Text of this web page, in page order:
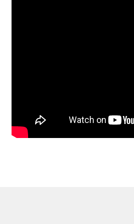
Michael Trommer